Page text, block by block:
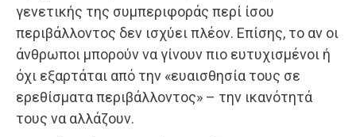
γενετικής της συμπεριφοράς περί ίσου
περιβάλλοντος δεν ισχύει πλέον. Επίσης, το αν οι
άνθρωποι μπορούν να γίνουν πιο ευτυχισμένοι ή
όχι εξαρτάται από την «ευαισθησία τους σε
ερεθίσματα περιβάλλοντος» – την ικανότητά
τους να αλλάζουν.